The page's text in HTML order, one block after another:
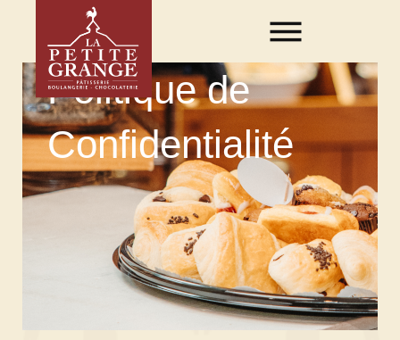
contenu
Politique de
Confidentialité